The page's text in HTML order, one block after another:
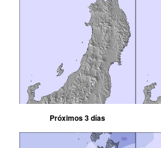
Próximos 3 días